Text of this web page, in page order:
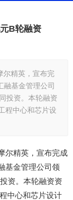
B轮融资
尔精英，宣布完
融基金管理公司
投资。本轮融资
程中心和芯片设
尔精英，宣布完成
基金管理公司领
资。本轮融资资
中心和芯片设计